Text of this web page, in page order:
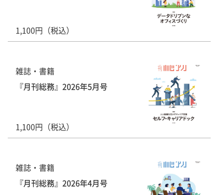
1,100円（税込）
雑誌・書籍
『月刊総務』2026年5月号
1,100円（税込）
雑誌・書籍
『月刊総務』2026年4月号